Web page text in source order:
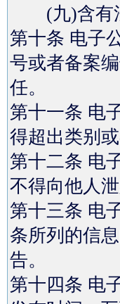
(九)含有法
第十条 电子
号或者备案
任。
第十一条 电
得超出类别
第十二条 电
不得向他人
第十三条 电
条所列的信
告。
第十四条 电